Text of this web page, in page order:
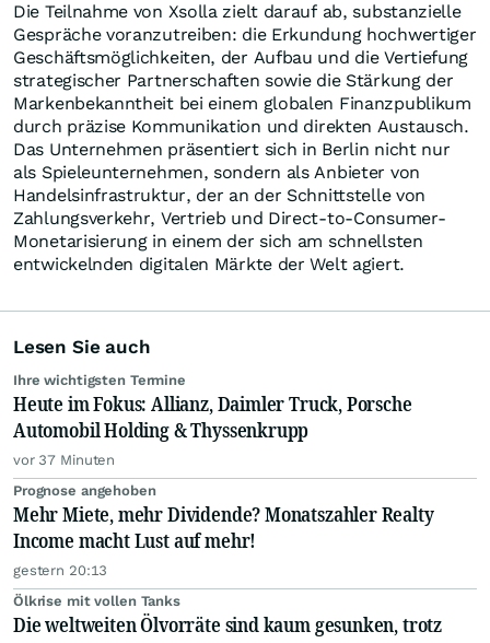
Die Teilnahme von Xsolla zielt darauf ab, substanzielle
Gespräche voranzutreiben: die Erkundung hochwertiger
Geschäftsmöglichkeiten, der Aufbau und die Vertiefung
strategischer Partnerschaften sowie die Stärkung der
Markenbekanntheit bei einem globalen Finanzpublikum
durch präzise Kommunikation und direkten Austausch.
Das Unternehmen präsentiert sich in Berlin nicht nur
als Spieleunternehmen, sondern als Anbieter von
Handelsinfrastruktur, der an der Schnittstelle von
Zahlungsverkehr, Vertrieb und Direct-to-Consumer-
Monetarisierung in einem der sich am schnellsten
entwickelnden digitalen Märkte der Welt agiert.
Lesen Sie auch
Ihre wichtigsten Termine
Heute im Fokus: Allianz, Daimler Truck, Porsche
Automobil Holding & Thyssenkrupp
vor 37 Minuten
Prognose angehoben
Mehr Miete, mehr Dividende? Monatszahler Realty
Income macht Lust auf mehr!
gestern 20:13
Ölkrise mit vollen Tanks
Die weltweiten Ölvorräte sind kaum gesunken, trotz